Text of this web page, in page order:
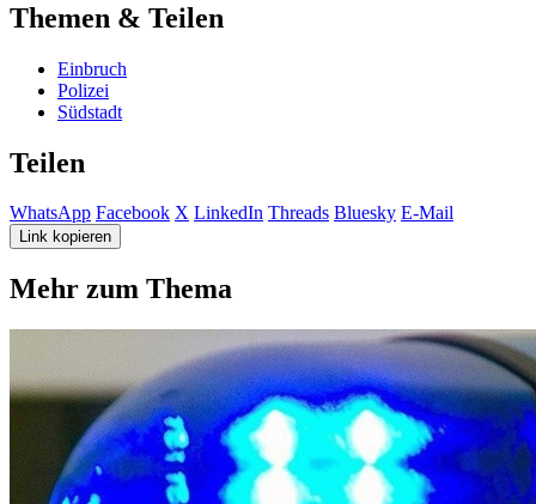
Themen & Teilen
Einbruch
Polizei
Südstadt
Teilen
WhatsApp Facebook X LinkedIn Threads Bluesky E-Mail
Link kopieren
Mehr zum Thema